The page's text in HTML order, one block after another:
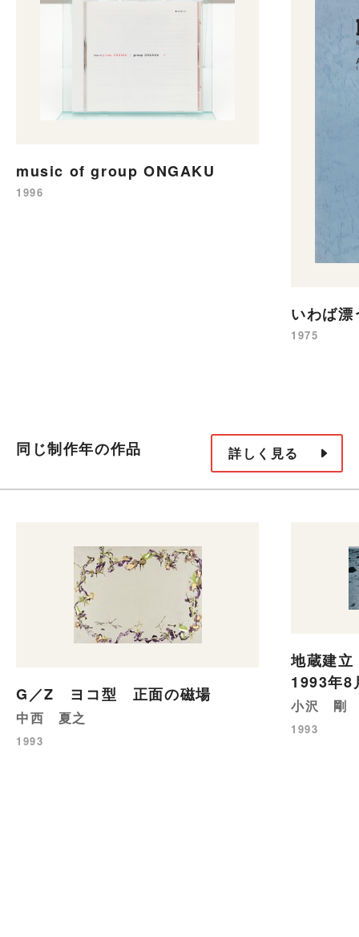
music of group ONGAKU
1996
いわば
1975
同じ制作年の作品 詳しく見る
G／Z ヨコ型 正面の磁場
中西 夏之
1993
地蔵建
1993年8
小沢 剛
1993